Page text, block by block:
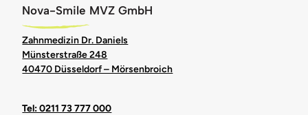
Nova-Smile MVZ GmbH
Zahnmedizin Dr. Daniels
Münsterstraße 248
40470 Düsseldorf – Mörsenbroich
Tel: 0211 73 777 000